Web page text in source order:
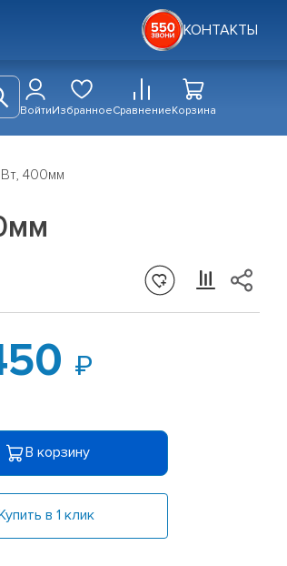
КОНТАКТЫ
ВойтиИзбранноеСравнениеКорзина
400мм
В корзину
в 1 клик